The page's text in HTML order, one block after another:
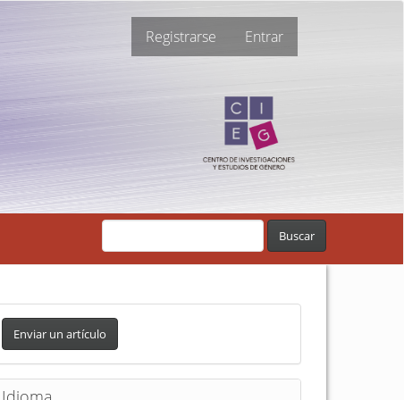
Registrarse Entrar
Buscar
Enviar un artículo